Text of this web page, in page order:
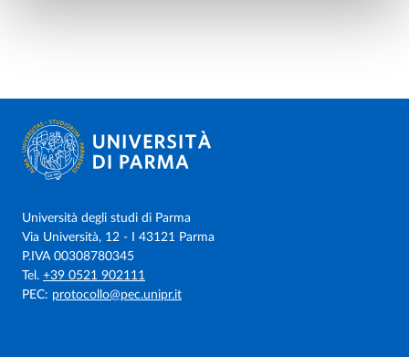
Università degli studi di Parma
Via Università, 12 - I 43121 Parma
P.IVA 00308780345
Tel. +39 0521 902111
PEC: protocollo@pec.unipr.it